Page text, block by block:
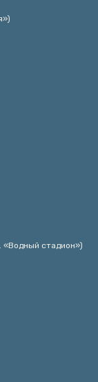
«Водный стадион»)